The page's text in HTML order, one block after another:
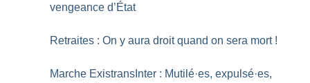
vengeance d’État
Retraites : On y aura droit quand on sera mort !
Marche ExistransInter : Mutilé·es, expulsé·es,